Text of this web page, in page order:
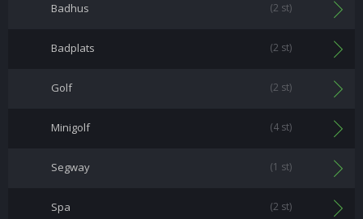
Badhus (2 st)
Badplats (2 st)
Golf (2 st)
Minigolf (4 st)
Segway (1 st)
Spa (2 st)